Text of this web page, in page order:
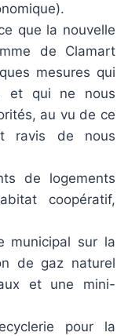
que la nouvelle
de Clamart
mesures qui
et qui ne nous
au vu de ce
ravis de nous
de logements
coopératif,
municipal sur la
de gaz naturel
et une mini-
pour la